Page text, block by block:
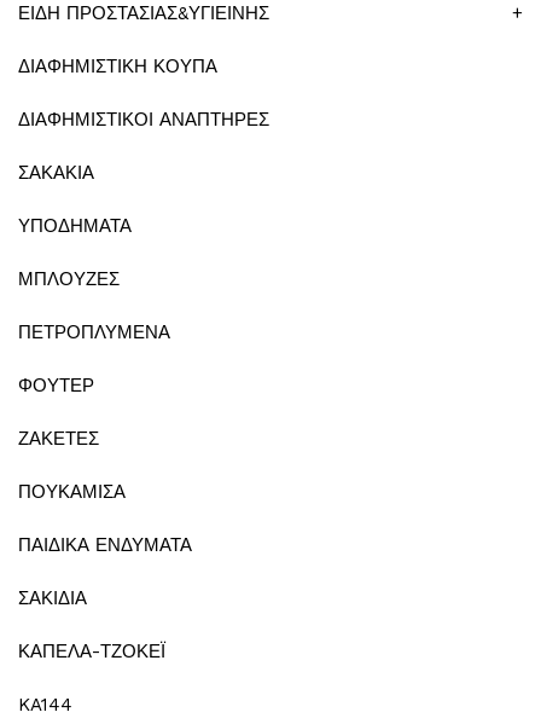
ΕΙΔΗ ΠΡΟΣΤΑΣΙΑΣ&ΥΓΙΕΙΝΗΣ +
ΔΙΑΦΗΜΙΣΤΙΚΗ ΚΟΥΠΑ
ΔΙΑΦΗΜΙΣΤΙΚΟΙ ΑΝΑΠΤΗΡΕΣ
ΣΑΚΑΚΙΑ
ΥΠΟΔΗΜΑΤΑ
ΜΠΛΟΥΖΕΣ
ΠΕΤΡΟΠΛΥΜΕΝΑ
ΦΟΥΤΕΡ
ΖΑΚΕΤΕΣ
ΠΟΥΚΑΜΙΣΑ
ΠΑΙΔΙΚΑ ΕΝΔΥΜΑΤΑ
ΣΑΚΙΔΙΑ
ΚΑΠΕΛΑ-ΤΖΟΚΕΪ
KA144